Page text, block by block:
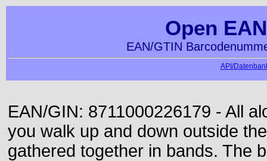
Open
EAN/GTIN
API/
EAN/GIN: 8711000226179 - All
you walk up and down outside
gathered together in bands. The